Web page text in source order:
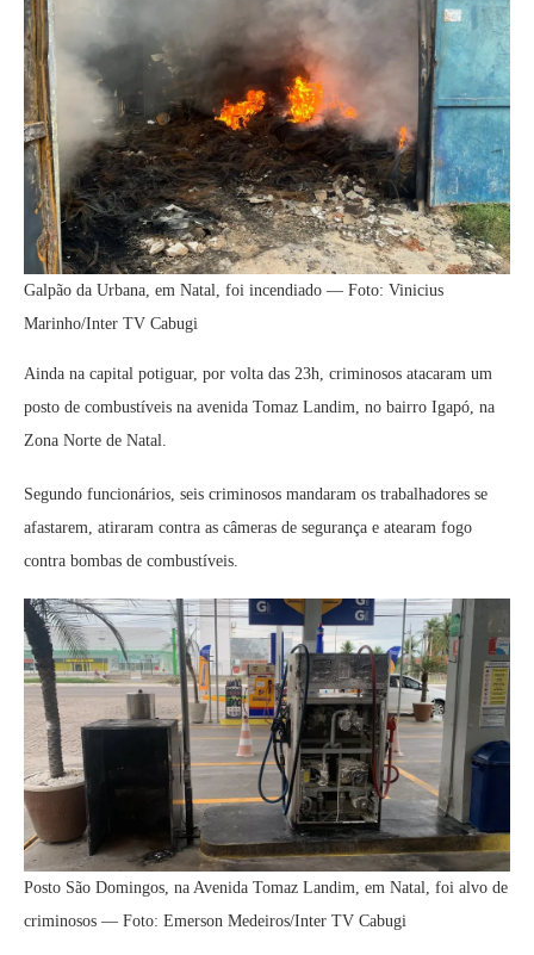
Galpão da Urbana, em Natal, foi incendiado — Foto: Vinicius
Marinho/Inter TV Cabugi
Ainda na capital potiguar, por volta das 23h, criminosos atacaram um
posto de combustíveis na avenida Tomaz Landim, no bairro Igapó, na
Zona Norte de Natal.
Segundo funcionários, seis criminosos mandaram os trabalhadores se
afastarem, atiraram contra as câmeras de segurança e atearam fogo
contra bombas de combustíveis.
Posto São Domingos, na Avenida Tomaz Landim, em Natal, foi alvo de
criminosos — Foto: Emerson Medeiros/Inter TV Cabugi